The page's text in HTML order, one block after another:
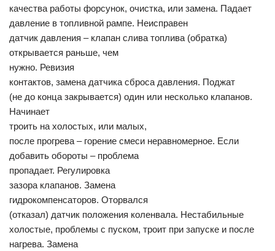
качества работы форсунок, очистка, или замена. Падает
давление в топливной рампе. Неисправен
датчик давления – клапан слива топлива (обратка)
открывается раньше, чем
нужно. Ревизия
контактов, замена датчика сброса давления. Поджат
(не до конца закрывается) один или несколько клапанов.
Начинает
троить на холостых, или малых,
после прогрева – горение смеси неравномерное. Если
добавить обороты – проблема
пропадает. Регулировка
зазора клапанов. Замена
гидрокомпенсаторов. Оторвался
(отказал) датчик положения коленвала. Нестабильные
холостые, проблемы с пуском, троит при запуске и после
нагрева. Замена